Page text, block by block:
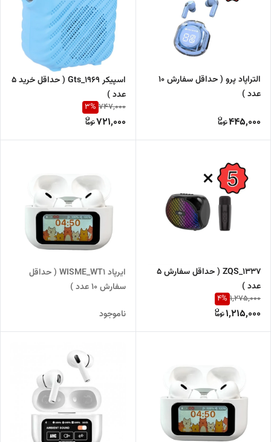
التراپاد پرو ( حداقل سفارش 10
عدد )
445,000
اسپیکر Gts_1969 ( حداقل خرید 5
عدد )
747,000
3%
721,000
ZQS_1337 ( حداقل سفارش 5
عدد )
1,275,000
4%
1,215,000
ایرپاد WISME_WT1 ( حداقل
سفارش 10 عدد )
ناموجود